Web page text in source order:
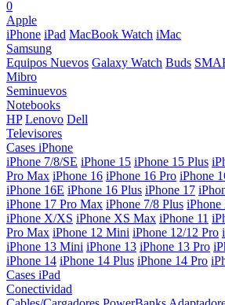
0
Apple
iPhone iPad MacBook Watch iMac
Samsung
Equipos Nuevos Galaxy Watch Buds
Mibro
Seminuevos
Notebooks
HP Lenovo Dell
Televisores
Cases iPhone
iPhone 7/8/SE iPhone 15 iPhone 15 Plus
Pro Max iPhone 16 iPhone 16 Pro iPhone
iPhone 16E iPhone 16 Plus iPhone 17
iPhone 17 Pro Max iPhone 7/8 Plus iPhone
iPhone X/XS iPhone XS Max iPhone 11
Pro Max iPhone 12 Mini iPhone 12/12 Pro
iPhone 13 Mini iPhone 13 iPhone 13 Pro
iPhone 14 iPhone 14 Plus iPhone 14 Pro
Cases iPad
Conectividad